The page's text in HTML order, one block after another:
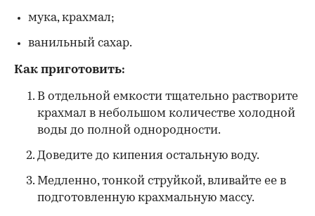
мука, крахмал;
ванильный сахар.
Как приготовить:
В отдельной емкости тщательно растворите
крахмал в небольшом количестве холодной
воды до полной однородности.
Доведите до кипения остальную воду.
Медленно, тонкой струйкой, вливайте ее в
подготовленную крахмальную массу.